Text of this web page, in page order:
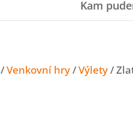
Kam
/Venkovní hry/Výlety/